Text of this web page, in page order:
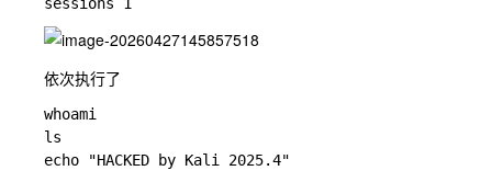
依次执行了
whoami
ls